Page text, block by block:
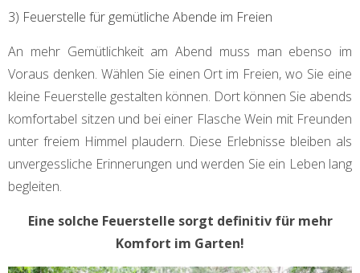
3) Feuerstelle für gemütliche Abende im Freien
An mehr Gemütlichkeit am Abend muss man ebenso im
Voraus denken. Wählen Sie einen Ort im Freien, wo Sie eine
kleine Feuerstelle gestalten können. Dort können Sie abends
komfortabel sitzen und bei einer Flasche Wein mit Freunden
unter freiem Himmel plaudern. Diese Erlebnisse bleiben als
unvergessliche Erinnerungen und werden Sie ein Leben lang
begleiten.
Eine solche Feuerstelle sorgt definitiv für mehr
Komfort im Garten!